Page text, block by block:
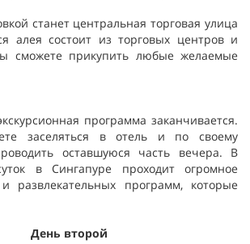
станет центральная торговая улица
алея состоит из торговых центров и
сможете прикупить любые желаемые
программа заканчивается.
заселяться в отель и по своему
оставшуюся часть вечера. В
в Сингапуре проходит огромное
развлекательных программ, которые
День второй